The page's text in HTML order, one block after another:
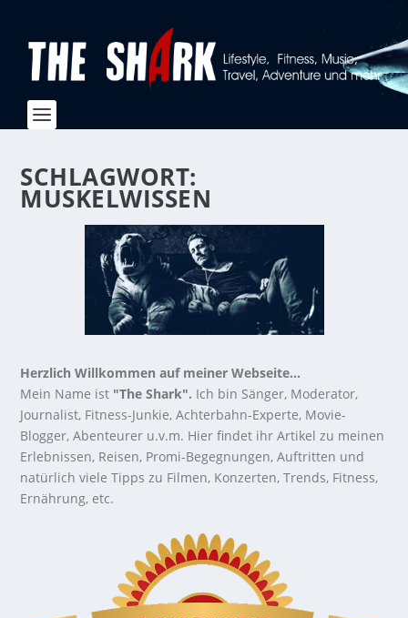
SCHLAGWORT:
MUSKELWISSEN
Herzlich Willkommen auf meiner Webseite...
Mein Name ist "The Shark". Ich bin Sänger, Moderator,
Journalist, Fitness-Junkie, Achterbahn-Experte, Movie-
Blogger, Abenteurer u.v.m. Hier findet ihr Artikel zu meinen
Erlebnissen, Reisen, Promi-Begegnungen, Auftritten und
natürlich viele Tipps zu Filmen, Konzerten, Trends, Fitness,
Ernährung, etc.